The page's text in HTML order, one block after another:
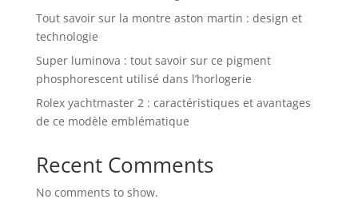
Tout savoir sur la montre aston martin : design et
technologie
Super luminova : tout savoir sur ce pigment
phosphorescent utilisé dans l’horlogerie
Rolex yachtmaster 2 : caractéristiques et avantages
de ce modèle emblématique
Recent Comments
No comments to show.